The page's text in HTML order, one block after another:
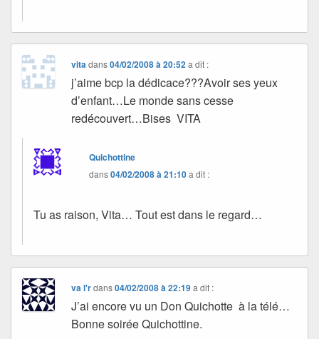
vitadans04/02/2008 à 20:52 a dit :
j’aime bcp la dédicace???Avoir ses yeux
d’enfant…Le monde sans cesse
redécouvert…Bises VITA
Quichottine
dans04/02/2008 à 21:10a dit :
Tu as raison, Vita… Tout est dans le regard…
va l'rdans04/02/2008 à 22:19 a dit :
J’ai encore vu un Don Quichotte à la télé…
Bonne soirée Quichottine.